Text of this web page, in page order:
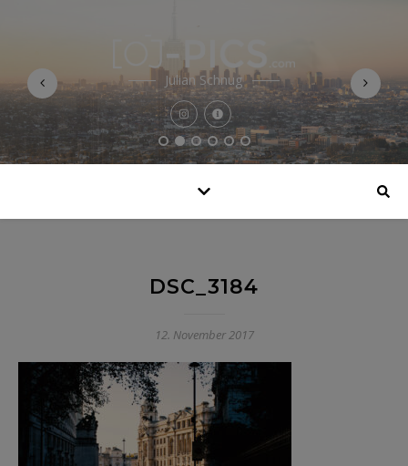
Julian Schnug
DSC_3184
12. November 2017